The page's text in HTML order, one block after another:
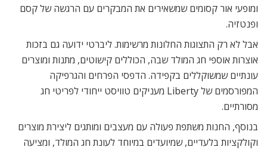
ומופעי אור קסומים שמשאירים את המבקרים עם הרגשה של קסם
ופנטזיה.
אבל לא רק התצוגות החלונות מרשימות. ליברטי ידועה גם בזכות
אוצרות אוספי חג המולד שבה, הכוללים קישוטים, מתנות ומוצרים
עונתיים שמשוקללים בקפידה. הדפסי הפרחים והגרפיקה
המפורסמים של Liberty מעניקים טוויסט ייחודי לפריטי חג
מסורתיים.
בנוסף, החנות משתפת פעולה עם מעצבים ומותגים ליצירת מוצרים
וקולקציות בלעדיים, שמיועדים במיוחד לעונת חג המולד, ומציעה